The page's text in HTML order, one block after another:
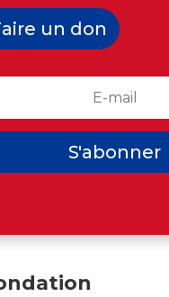
un don
S'abonner